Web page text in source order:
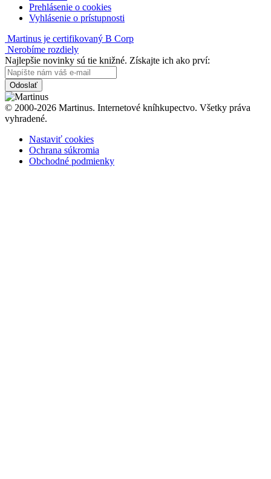
Prehlásenie o cookies
Vyhlásenie o prístupnosti
Martinus je certifikovaný B Corp
Nerobíme rozdiely
Najlepšie novinky sú tie knižné. Získajte ich ako prví:
Odoslať
© 2000-2026 Martinus. Internetové kníhkupectvo. Všetky práva
vyhradené.
Nastaviť cookies
Ochrana súkromia
Obchodné podmienky